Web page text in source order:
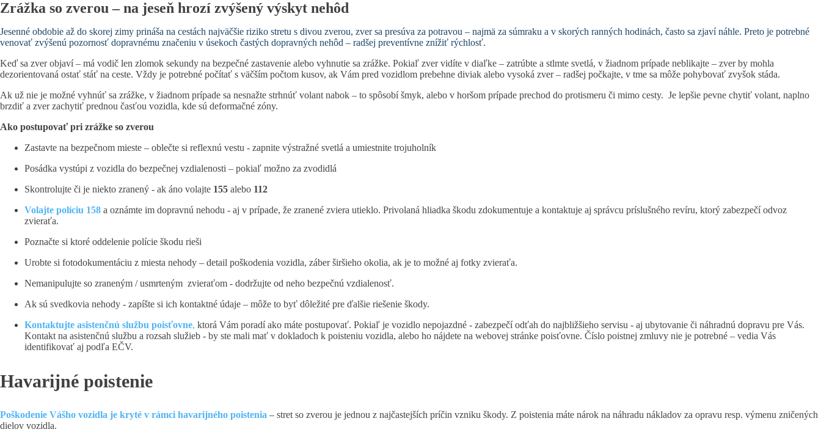
Zrážka so zverou – na jeseň hrozí zvýšený výskyt nehôd
Jesenné obdobie až do skorej zimy prináša na cestách najväčšie riziko stretu s divou zverou, zver sa presúva za potravou – najmä za súmraku a v skorých ranných hodinách, často sa zjaví náhle. Preto je potrebné
venovať zvýšenú pozornosť dopravnému značeniu v úsekoch častých dopravných nehôd – radšej preventívne znížiť rýchlosť.
Keď sa zver objaví – má vodič len zlomok sekundy na bezpečné zastavenie alebo vyhnutie sa zrážke. Pokiaľ zver vidíte v diaľke – zatrúbte a stlmte svetlá, v žiadnom prípade neblikajte – zver by mohla
dezorientovaná ostať stáť na ceste. Vždy je potrebné počítať s väčším počtom kusov, ak Vám pred vozidlom prebehne diviak alebo vysoká zver – radšej počkajte, v tme sa môže pohybovať zvyšok stáda.
Ak už nie je možné vyhnúť sa zrážke, v žiadnom prípade sa nesnažte strhnúť volant nabok – to spôsobí šmyk, alebo v horšom prípade prechod do protismeru či mimo cesty. Je lepšie pevne chytiť volant, naplno
brzdiť a zver zachytiť prednou časťou vozidla, kde sú deformačné zóny.
Ako postupovať pri zrážke so zverou
Zastavte na bezpečnom mieste – oblečte si reflexnú vestu - zapnite výstražné svetlá a umiestnite trojuholník
Posádka vystúpi z vozidla do bezpečnej vzdialenosti – pokiaľ možno za zvodidlá
Skontrolujte či je niekto zranený - ak áno volajte 155 alebo 112
Volajte políciu 158 a oznámte im dopravnú nehodu - aj v prípade, že zranené zviera utieklo. Privolaná hliadka škodu zdokumentuje a kontaktuje aj správcu príslušného revíru, ktorý zabezpečí odvoz
zvieraťa.
Poznačte si ktoré oddelenie polície škodu rieši
Urobte si fotodokumentáciu z miesta nehody – detail poškodenia vozidla, záber širšieho okolia, ak je to možné aj fotky zvieraťa.
Nemanipulujte so zraneným / usmrteným zvieraťom - dodržujte od neho bezpečnú vzdialenosť.
Ak sú svedkovia nehody - zapíšte si ich kontaktné údaje – môže to byť dôležité pre ďalšie riešenie škody.
Kontaktujte asistenčnú službu poisťovne, ktorá Vám poradí ako máte postupovať. Pokiaľ je vozidlo nepojazdné - zabezpečí odťah do najbližšieho servisu - aj ubytovanie či náhradnú dopravu pre Vás.
Kontakt na asistenčnú službu a rozsah služieb - by ste mali mať v dokladoch k poisteniu vozidla, alebo ho nájdete na webovej stránke poisťovne. Číslo poistnej zmluvy nie je potrebné – vedia Vás
identifikovať aj podľa EČV.
Havarijné poistenie
Poškodenie Vášho vozidla je kryté v rámci havarijného poistenia – stret so zverou je jednou z najčastejších príčin vzniku škody. Z poistenia máte nárok na náhradu nákladov za opravu resp. výmenu zničených
dielov vozidla.